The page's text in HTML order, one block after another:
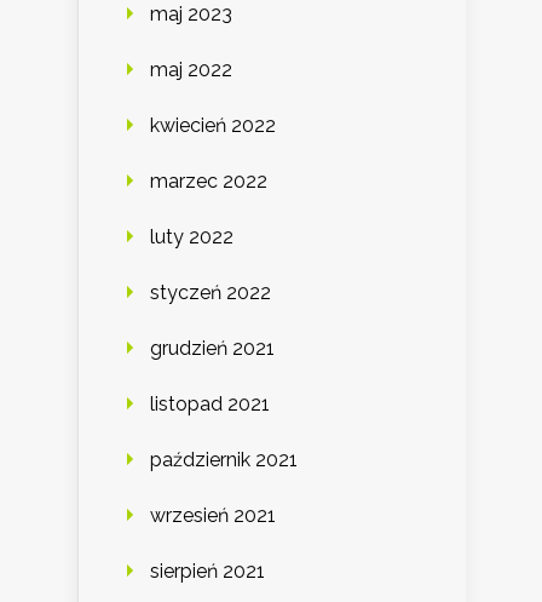
maj 2023
maj 2022
kwiecień 2022
marzec 2022
luty 2022
styczeń 2022
grudzień 2021
listopad 2021
październik 2021
wrzesień 2021
sierpień 2021